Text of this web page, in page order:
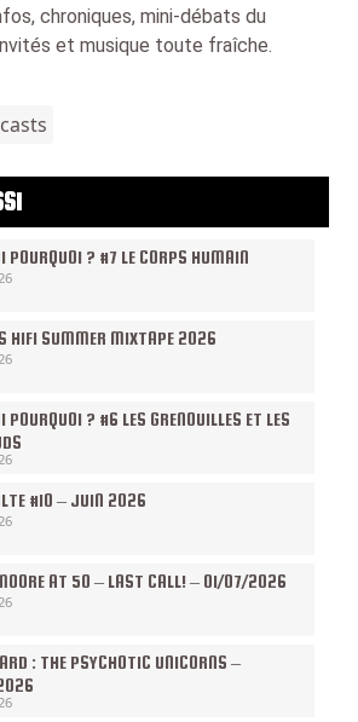
chroniques, mini-débats du
et musique toute fraîche.
POURQUOI ? #7 LE CORPS HUMAIN
HIFI SUMMER MIXTAPE 2026
? #6 LES GRENOUILLES ET LES
#10 – JUIN 2026
AT 50 – LAST CALL! – 01/07/2026
: THE PSYCHOTIC UNICORNS –